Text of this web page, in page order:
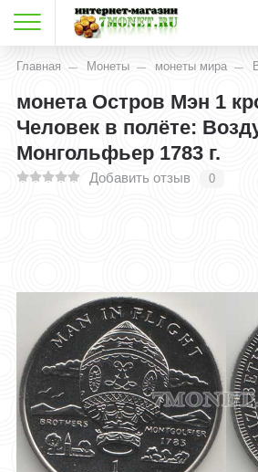
Главная Монеты монеты мира
монета Остров Мэн 1
Человек в полёте:
Монгольфьер 1783 г.
Добавить отзыв 0